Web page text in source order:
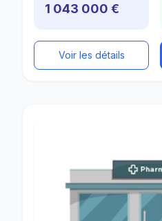
1 043 000 €
Voir les détails